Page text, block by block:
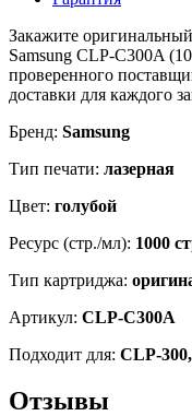
Закажите
Samsung CLP-C300A
проверенного
доставки для каждого
Бренд: Samsung
Тип печати: лазерная
Цвет: голубой
Ресурс (стр./мл): 1000
Тип картриджа:
Артикул: CLP-C300A
Подходит для: CLP-
Отзывы